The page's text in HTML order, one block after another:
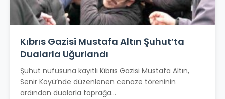
Kıbrıs Gazisi Mustafa Altın Şuhut’ta
Dualarla Uğurlandı
Şuhut nüfusuna kayıtlı Kıbrıs Gazisi Mustafa Altın,
Senir Köyü’nde düzenlenen cenaze töreninin
ardından dualarla toprağa...